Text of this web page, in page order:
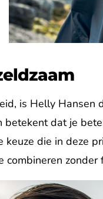
is Helly Hansen
betekent dat je
die in deze
combineren zonder